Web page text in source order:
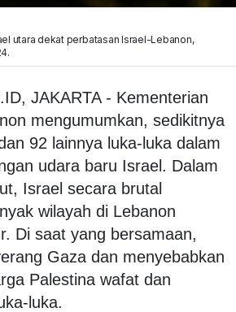
utara dekat perbatasan Israel-Lebanon,
JAKARTA - Kementerian
mengumumkan, sedikitnya
92 lainnya luka-luka dalam
udara baru Israel. Dalam
Israel secara brutal
wilayah di Lebanon
Di saat yang bersamaan,
Gaza dan menyebabkan
Palestina wafat dan
luka.